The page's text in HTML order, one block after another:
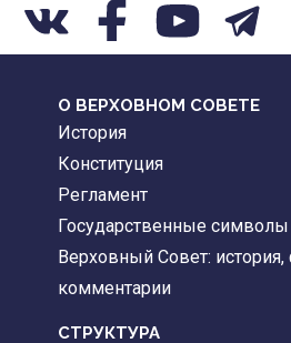
О ВЕРХОВНОМ СОВЕТЕ
История
Конституция
Регламент
Государственные символы
Верховный Совет:
комментарии
CТРУКТУРА